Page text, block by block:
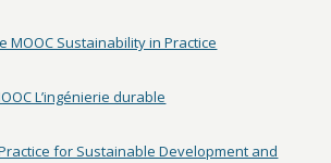
MOOC Sustainability in Practice
L’ingénierie durable
for Sustainable Development and